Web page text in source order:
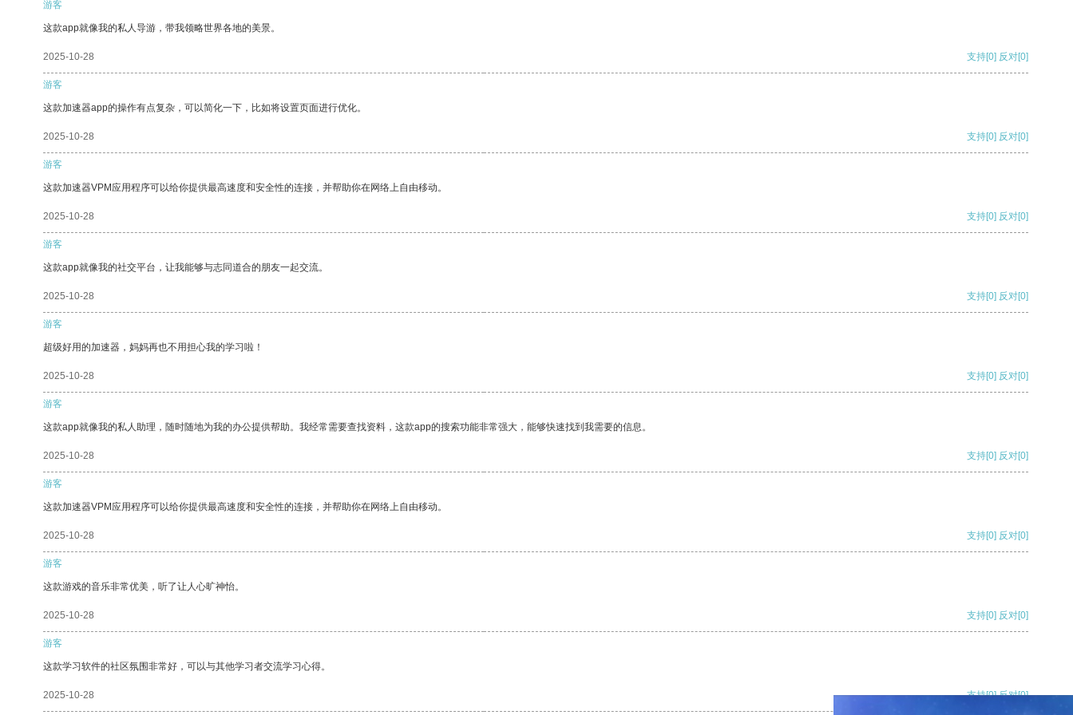
游客
这款app就像我的私人导游，带我领略世界各地的美景。
2025-10-28 支持[0] 反对[0]
游客
这款加速器app的操作有点复杂，可以简化一下，比如将设置页面进行优化。
2025-10-28 支持[0] 反对[0]
游客
这款加速器VPM应用程序可以给你提供最高速度和安全性的连接，并帮助你在网络上自由移动。
2025-10-28 支持[0] 反对[0]
游客
这款app就像我的社交平台，让我能够与志同道合的朋友一起交流。
2025-10-28 支持[0] 反对[0]
游客
超级好用的加速器，妈妈再也不用担心我的学习啦！
2025-10-28 支持[0] 反对[0]
游客
这款app就像我的私人助理，随时随地为我的办公提供帮助。我经常需要查找资料，这款app的搜索功能非常强大，能够快速找到我需要的信息。
2025-10-28 支持[0] 反对[0]
游客
这款加速器VPM应用程序可以给你提供最高速度和安全性的连接，并帮助你在网络上自由移动。
2025-10-28 支持[0] 反对[0]
游客
这款游戏的音乐非常优美，听了让人心旷神怡。
2025-10-28 支持[0] 反对[0]
游客
这款学习软件的社区氛围非常好，可以与其他学习者交流学习心得。
2025-10-28 支持[0] 反对[0]